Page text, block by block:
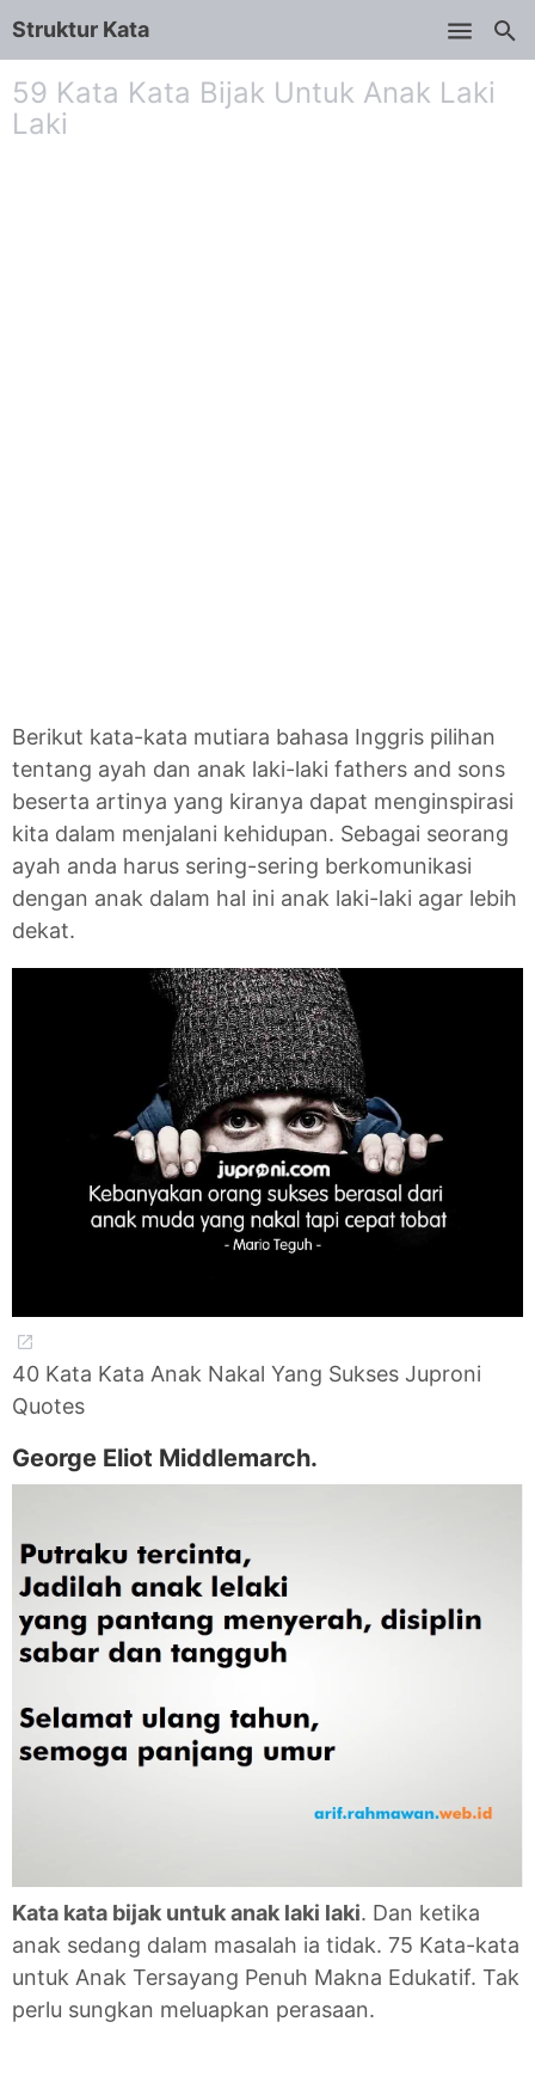
Struktur Kata
59 Kata Kata Bijak Untuk Anak Laki
Laki
Berikut kata-kata mutiara bahasa Inggris pilihan
tentang ayah dan anak laki-laki fathers and sons
beserta artinya yang kiranya dapat menginspirasi
kita dalam menjalani kehidupan. Sebagai seorang
ayah anda harus sering-sering berkomunikasi
dengan anak dalam hal ini anak laki-laki agar lebih
dekat.
40 Kata Kata Anak Nakal Yang Sukses Juproni
Quotes
George Eliot Middlemarch.
Kata kata bijak untuk anak laki laki. Dan ketika
anak sedang dalam masalah ia tidak. 75 Kata-kata
untuk Anak Tersayang Penuh Makna Edukatif. Tak
perlu sungkan meluapkan perasaan.